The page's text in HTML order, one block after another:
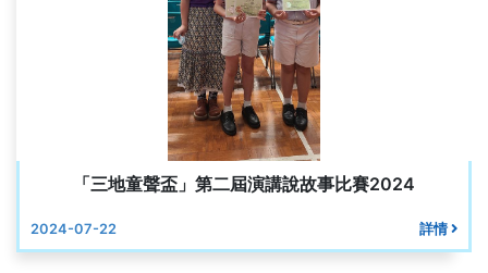
「三地童聲盃」第二屆演講說故事比賽2024
2024-07-22 詳情